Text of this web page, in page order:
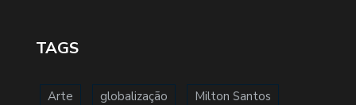
TAGS
Arte globalização Milton Santos